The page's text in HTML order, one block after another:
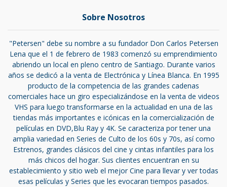
Sobre Nosotros
"Petersen" debe su nombre a su fundador Don Carlos Petersen
Lena que el 1 de febrero de 1983 comenzó su emprendimiento
abriendo un local en pleno centro de Santiago. Durante varios
años se dedicó a la venta de Electrónica y Línea Blanca. En 1995
producto de la competencia de las grandes cadenas
comerciales hace un giro especializándose en la venta de videos
VHS para luego transformarse en la actualidad en una de las
tiendas más importantes e icónicas en la comercialización de
películas en DVD,Blu Ray y 4K. Se caracteriza por tener una
amplia variedad en Series de Culto de los 60s y 70s, así como
Estrenos, grandes clásicos del cine y cintas infantiles para los
más chicos del hogar. Sus clientes encuentran en su
establecimiento y sitio web el mejor Cine para llevar y ver todas
esas películas y Series que les evocaran tiempos pasados.